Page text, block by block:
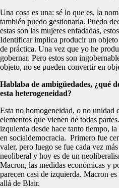
Una cosa es una: sé lo que es, la
también puedo gestionarla. Puedo
estas son las mujeres enfadadas,
Identificar implica producir un
de práctica. Una vez que yo he
gobernar. Pero estos son
objeto, no se pueden convertir en
Hablaba de ambigüedades, ¿qué
esta heterogeneidad?
Esta no homogeneidad, o no unidad
elementos que vienen de todas
izquierda desde hace tanto tiempo,
en socialdemocracia. Primero fue
valer, pero luego se fue cada vez
neoliberal y hoy es de un
Macron, las medidas económicas y
parecen casi de izquierda. Macron
allá de Blair.